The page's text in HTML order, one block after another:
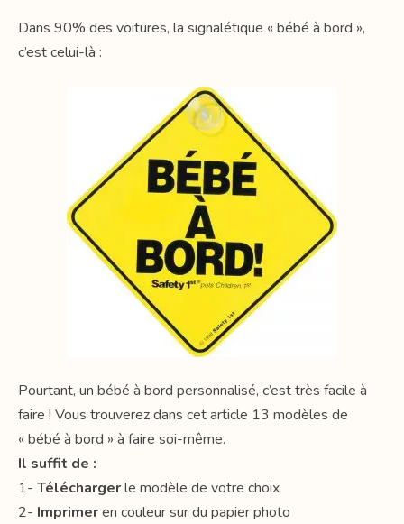
Dans 90% des voitures, la signalétique « bébé à bord »,
c’est celui-là :
Pourtant, un bébé à bord personnalisé, c’est très facile à
faire ! Vous trouverez dans cet article 13 modèles de
« bébé à bord » à faire soi-même.
Il suffit de :
1- Téléchargerle modèle de votre choix
2- Imprimeren couleur sur du papier photo